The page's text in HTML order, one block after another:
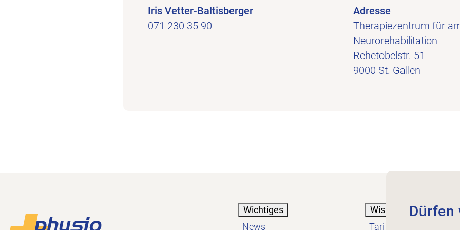
Iris Vetter-Baltisberger
071 230 35 90
Adresse
Therapiezentrum für
Neurorehabilitation
Rehetobelstr. 51
9000 St. Gallen
Footer
Wichtiges
News
Wissen
Tarif
Dürfen